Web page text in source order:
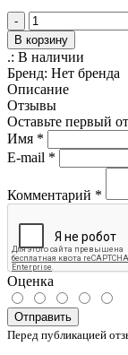
-
В корзину
.: В наличии
Бренд: Нет бренда
Описание
Отзывы
Оставьте первый
Имя *
E-mail *
Комментарий *
Оценка
Отправить
Перед публикацией